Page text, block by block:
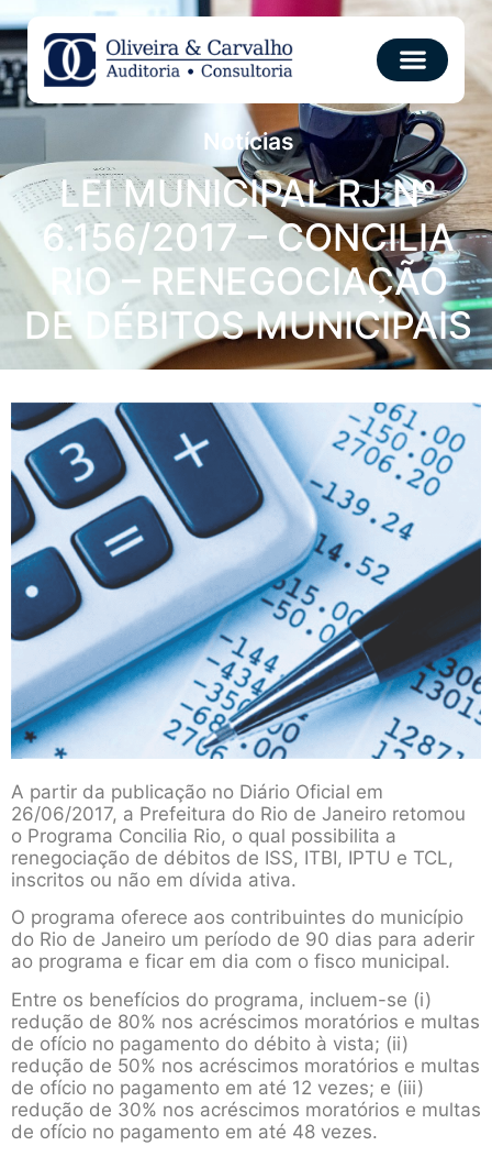
Notícias
LEI MUNICIPAL RJ Nº
6.156/2017 – CONCILIA
RIO – RENEGOCIAÇÃO
DE DÉBITOS MUNICIPAIS
A partir da publicação no Diário Oficial em
26/06/2017, a Prefeitura do Rio de Janeiro retomou
o Programa Concilia Rio, o qual possibilita a
renegociação de débitos de ISS, ITBI, IPTU e TCL,
inscritos ou não em dívida ativa.
O programa oferece aos contribuintes do município
do Rio de Janeiro um período de 90 dias para aderir
ao programa e ficar em dia com o fisco municipal.
Entre os benefícios do programa, incluem-se (i)
redução de 80% nos acréscimos moratórios e multas
de ofício no pagamento do débito à vista; (ii)
redução de 50% nos acréscimos moratórios e multas
de ofício no pagamento em até 12 vezes; e (iii)
redução de 30% nos acréscimos moratórios e multas
de ofício no pagamento em até 48 vezes.